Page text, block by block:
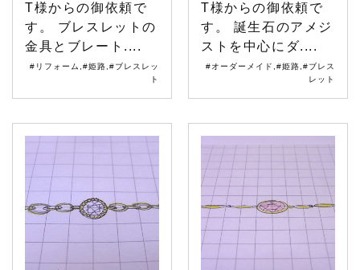
T様からの御依頼で
す。 ブレスレットの
金具とブレート....
#リフォーム #姫路 #ブレスレッ
ト
T様からの御依頼で
す。 誕生石のアメジ
ストを中心にダ....
#オーダーメイド #姫路 #ブレス
レット